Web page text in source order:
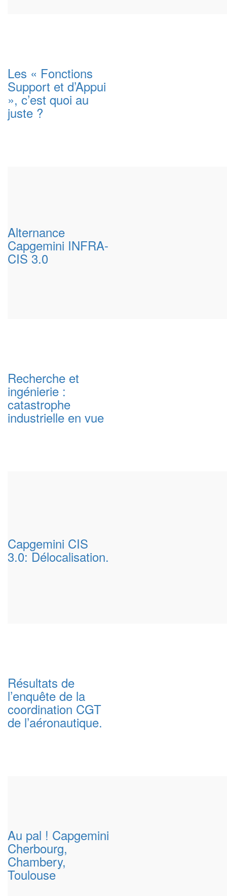
Les « Fonctions
Support et d’Appui
», c’est quoi au
juste ?
Alternance
Capgemini INFRA-
CIS 3.0
Recherche et
ingénierie :
catastrophe
industrielle en vue
Capgemini CIS
3.0: Délocalisation.
Résultats de
l’enquête de la
coordination CGT
de l’aéronautique.
Au pal ! Capgemini
Cherbourg,
Chambery,
Toulouse